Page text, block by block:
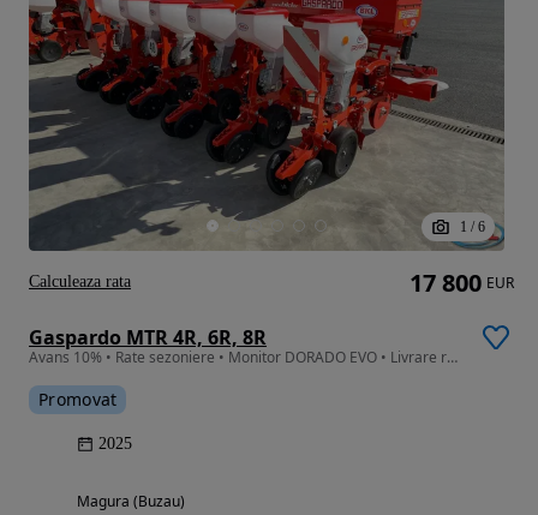
1 / 6
Gaspardo MTR 4R, 6R, 8R
Avans 10% • Rate sezoniere • Monitor DORADO EVO • Livrare rapidă
Promovat
2025
Magura (Buzau)
17 800 EUR
Calculeaza rata